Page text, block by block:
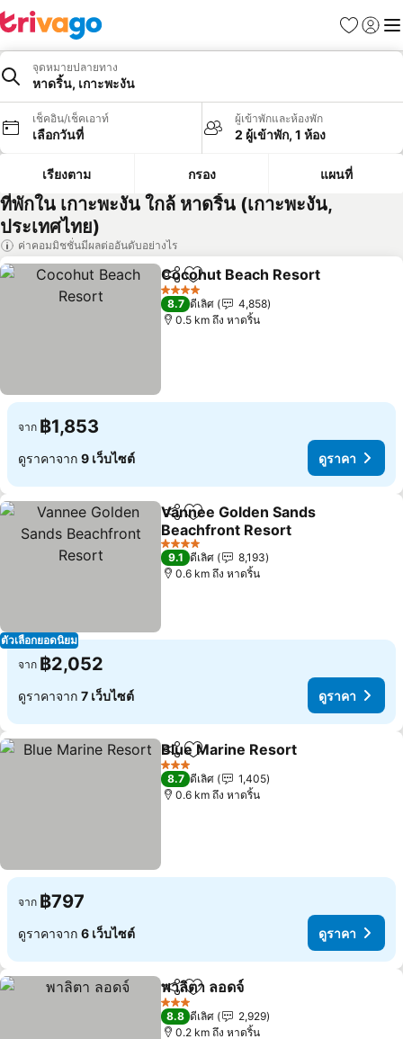
รายการโป
เข้าสู่ร
เมนู
จุดหมายปลายทาง
หาดริ้น, เกาะพะงัน
เช็คอิน/เช็คเอาท์
เลือกวันที่
ผู้เข้าพักและห้องพัก
2 ผู้เข้าพัก, 1 ห้อง
เรียงตาม กรอง แผนที่
ที่พักใน เกาะพะงัน ใกล้ หาดริ้น (เกาะพะงัน,
ประเทศไทย)
ค่าคอมมิชชั่นมีผลต่ออันดับอย่างไร
แชร์ เพิ่มในรายการโปรด
Cocohut Beach Resort
4 ดาว
8.7 ดีเลิศ
4,858
0.5 km ถึง หาดริ้น
จาก ฿1,853
ดูราคาจาก 9 เว็บไซต์ ดูราคา
ตัวเลือกยอดนิยม
แชร์ เพิ่มในรายการโปรด
Vannee Golden Sands
Beachfront Resort
4 ดาว
9.1 ดีเลิศ
8,193
0.6 km ถึง หาดริ้น
จาก ฿2,052
ดูราคาจาก 7 เว็บไซต์ ดูราคา
แชร์ เพิ่มในรายการโปรด
Blue Marine Resort
3 ดาว
8.7 ดีเลิศ
1,405
0.6 km ถึง หาดริ้น
จาก ฿797
ดูราคาจาก 6 เว็บไซต์ ดูราคา
แชร์ เพิ่มในรายการโปรด
พาลิตา ลอดจ์
3 ดาว
8.8 ดีเลิศ
2,929
0.2 km ถึง หาดริ้น